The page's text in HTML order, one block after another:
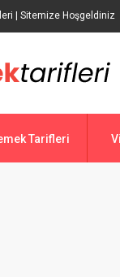
| Sitemize Hoşgeldiniz
Tarifleri